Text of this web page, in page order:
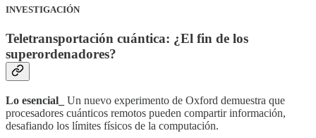
INVESTIGACIÓN
Teletransportación cuántica: ¿El fin de los
superordenadores?
Lo esencial_ Un nuevo experimento de Oxford demuestra que
procesadores cuánticos remotos pueden compartir información,
desafiando los límites físicos de la computación.